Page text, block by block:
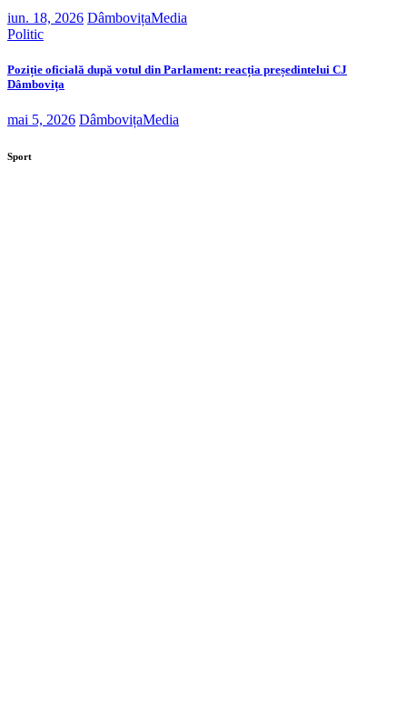
iun. 18, 2026 DâmbovițaMedia
Politic
Poziție oficială după votul din Parlament: reacția președintelui CJ
Dâmbovița
mai 5, 2026 DâmbovițaMedia
Sport